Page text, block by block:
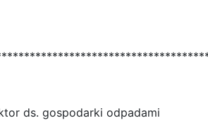
ds. gospodarki odpadami